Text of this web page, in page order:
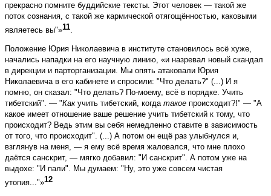
прекрасно помните буддийские тексты. Этот человек — такой же
поток сознания, с такой же кармической отягощённостью, каковыми
являетесь вы"»11.
Положение Юрия Николаевича в институте становилось всё хуже,
начались нападки на его научную линию, «и назревал новый скандал
в дирекции и парторганизации. Мы опять атаковали Юрия
Николаевича в его кабинете и спросили: "Что делать?" (...) И я
помню, он сказал: "Что делать? По-моему, всё в порядке. Учить
тибетский". — "Какучить тибетский, когда такое происходит?!" — "А
какое имеет отношение ваше решение учить тибетский к тому, что
происходит? Ведь этим вы себя немедленно ставите в зависимость
от того, что происходит". (...) А потом он ещё раз улыбнулся и,
взглянув на меня, — я ему всё время жаловался, что мне плохо
даётся санскрит, — мягко добавил: "И санскрит". А потом уже на
выдохе: "И пали". Мы думаем: "Ну, это уже совсем чистая
утопия..."»12